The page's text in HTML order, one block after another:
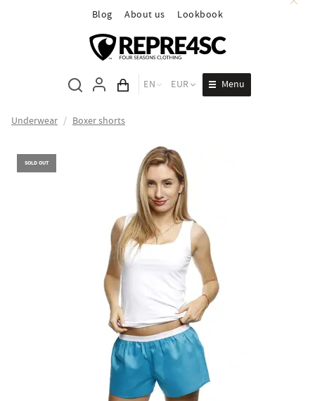
Blog About us Lookbook
Cart total
EN EUR Menu
Underwear / Boxer shorts
SOLD OUT